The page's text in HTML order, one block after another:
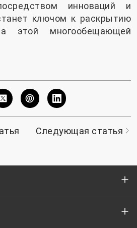
инноваций и
ключом к раскрытию
этой многообещающей
Следующая статья